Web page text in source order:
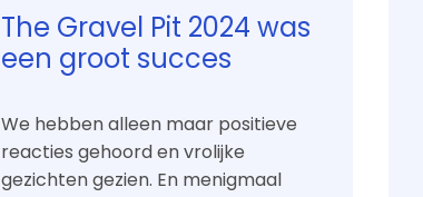
The Gravel Pit 2024 was
een groot succes
We hebben alleen maar positieve
reacties gehoord en vrolijke
gezichten gezien. En menigmaal